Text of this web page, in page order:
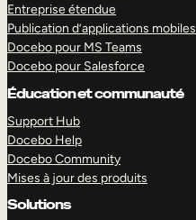
Entreprise étendue
Publication d’applications mobiles
Docebo pour MS Teams
Docebo pour Salesforce
Éducation et communauté
Support Hub
Docebo Help
Docebo Community
Mises à jour des produits
Solutions